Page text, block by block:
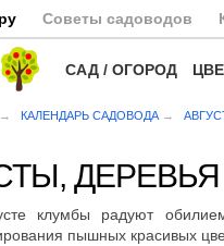
Советы садоводов
САД / ОГОРОД
КАЛЕНДАРЬ САДОВОДА
клумбы радуют
пышных красивых